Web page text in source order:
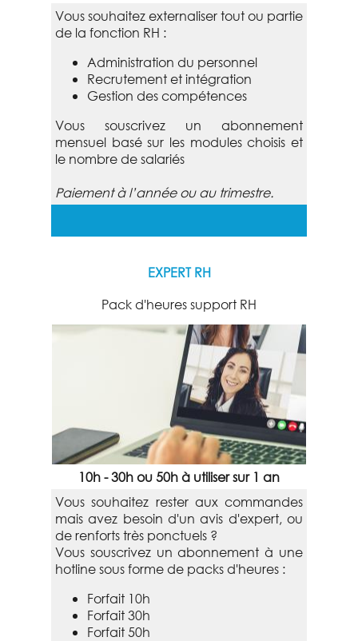
Vous souhaitez externaliser tout ou partie
de la fonction RH :
Administration du personnel
Recrutement et intégration
Gestion des compétences
Vous souscrivez un abonnement
mensuel basé sur les modules choisis et
le nombre de salariés
Paiement à l’année ou au trimestre.
EXPERT RH
Pack d'heures support RH
10h - 30h ou 50h à utiliser sur 1 an
Vous souhaitez rester aux commandes
mais avez besoin d'un avis d'expert, ou
de renforts très ponctuels ?
Vous souscrivez un abonnement à une
hotline sous forme de packs d'heures :
Forfait 10h
Forfait 30h
Forfait 50h